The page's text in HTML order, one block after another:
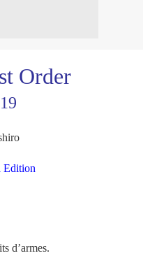
Order
Edition
d’armes.